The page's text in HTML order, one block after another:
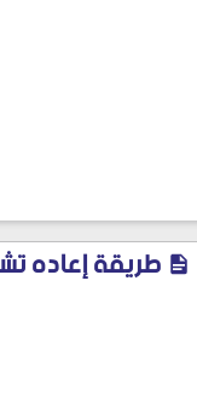
طريقة إعاده